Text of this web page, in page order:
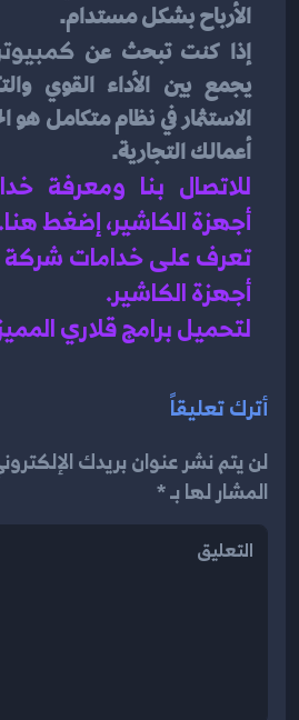
الأرباح بشكل مستدام.
إذا كنت تبحث عن
أعمالك التجارية.
أجهزة الكاشير، إضغط هنا.
أجهزة الكاشير.
لتحميل برامج قلاري
أترك تعليقاً
لن يتم نشر عنوان بريدك
المشار لها بـ *